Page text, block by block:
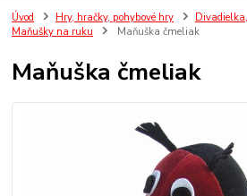
Úvod Hry, hračky, pohybové hry
Maňušky na ruku
Maňuška čmeliak
Maňuška čmeliak